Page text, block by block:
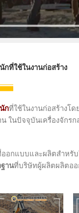
กที่ใช้ในงานก่อสร้าง
กที่ใช้ในงานก่อสร้างโ
ในปัจจุบันเครื่องจักร
อกแบบและผลิตสำหรับ
านที่บริษัทผู้ผลิตผลิตออ